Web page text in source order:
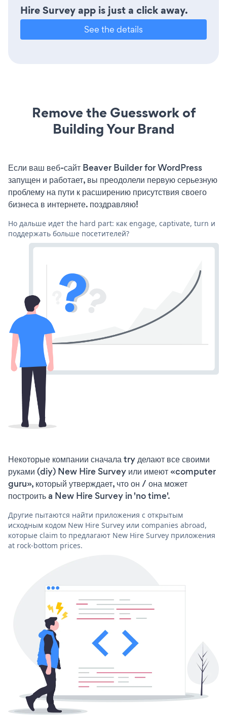
Hire Survey app is just a click away.
See the details
Remove the Guesswork of
Building Your Brand
Если ваш веб-сайт Beaver Builder for WordPress
запущен и работает, вы преодолели первую серьезную
проблему на пути к расширению присутствия своего
бизнеса в интернете. поздравляю!
Но дальше идет the hard part: как engage, captivate, turn и
поддержать больше посетителей?
Некоторые компании сначала try делают все своими
руками (diy) New Hire Survey или имеют «computer
guru», который утверждает, что он / она может
построить a New Hire Survey in 'no time'.
Другие пытаются найти приложения с открытым
исходным кодом New Hire Survey или companies abroad,
которые claim to предлагают New Hire Survey приложения
at rock-bottom prices.